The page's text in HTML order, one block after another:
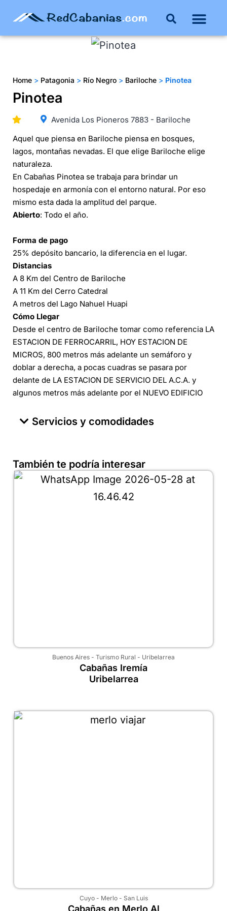
Home > Patagonia > Río Negro > Bariloche > Pinotea
Pinotea
Avenida Los Pioneros 7883 - Bariloche
Aquel que piensa en Bariloche piensa en bosques,
lagos, montañas nevadas. El que elige Bariloche elige
naturaleza.
En Cabañas Pinotea se trabaja para brindar un
hospedaje en armonía con el entorno natural. Por eso
mismo esta dada la amplitud del parque.
Abierto: Todo el año.
Forma de pago
25% depósito bancario, la diferencia en el lugar.
Distancias
A 8 Km del Centro de Bariloche
A 11 Km del Cerro Catedral
A metros del Lago Nahuel Huapi
Cómo Llegar
Desde el centro de Bariloche tomar como referencia LA
ESTACION DE FERROCARRIL, HOY ESTACION DE
MICROS, 800 metros más adelante un semáforo y
doblar a derecha, a pocas cuadras se pasara por
delante de LA ESTACION DE SERVICIO DEL A.C.A. y
algunos metros más adelante por el NUEVO EDIFICIO
Servicios y comodidades
También te podría interesar
Buenos Aires - Turismo Rural - Uribelarrea
Cabañas Iremía
Uribelarrea
Cuyo- Merlo- San Luis
Cabañas en Merlo Al